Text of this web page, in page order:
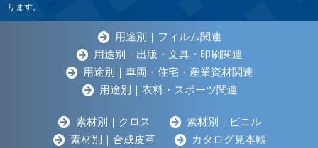
ります。
用途別｜フィルム関連
用途別｜出版・文具・印刷関連
用途別｜車両・住宅・産業資材関連
用途別｜衣料・スポーツ関連
素材別｜クロス
素材別｜ビニル
素材別｜合成皮革
カタログ見本帳